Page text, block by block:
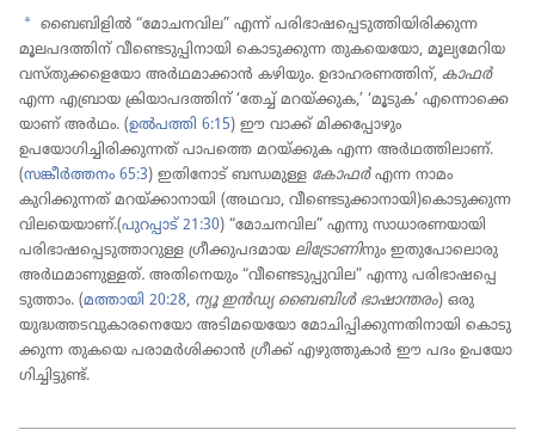
a ബൈബി​ളിൽ “മോചനവില” എന്ന്‌ പരിഭാ​ഷ​പ്പെ​ടു​ത്തി​യി​രി​ക്കുന്ന
മൂലപ​ദ​ത്തിന്‌ വീണ്ടെ​ടു​പ്പി​നാ​യി കൊടു​ക്കു​ന്ന തുക​യെ​യോ, മൂല്യ​മേ​റി​യ
വസ്‌തു​ക്ക​ളെ​യോ അർഥമാ​ക്കാൻ കഴിയും. ഉദാഹ​ര​ണ​ത്തിന്‌, കാഫർ
എന്ന എബ്രായ ക്രിയാ​പ​ദ​ത്തിന്‌ ‘തേച്ച്‌ മറയ്‌ക്കു​ക,’ ‘മൂടുക’ എന്നൊ​ക്കെ​
യാണ്‌ അർഥം. (ഉൽപത്തി 6:15) ഈ വാക്ക്‌ മിക്കപ്പോഴും
ഉപയോഗിച്ചിരിക്കുന്നത്‌ പാപത്തെ മറയ്‌ക്കു​ക എന്ന അർഥത്തിലാണ്‌.
(സങ്കീർത്തനം 65:3) ഇതി​നോട്‌ ബന്ധമുള്ള കോഫർഎന്ന നാമം
കുറിക്കുന്നത്‌ മറയ്‌ക്കാനായി (അഥവാ, വീണ്ടെടുക്കാനായി)കൊടുക്കുന്ന
വില​യെയാണ്‌.(പുറപ്പാട്‌ 21:30) “മോചനവില” എന്നു സാധാ​ര​ണ​യാ​യി
പരിഭാ​ഷ​പ്പെ​ടു​ത്താറുള്ള ഗ്രീക്കു​പ​ദ​മാ​യ ലി​ട്രോ​ണിനും ഇതുപോലൊരു
അർഥമാണുള്ളത്‌. അതിനെയും “വീണ്ടെ​ടു​പ്പു​വി​ല” എന്നു പരിഭാ​ഷ​പ്പെ​
ടുത്താം. (മത്തായി 20:28, ന്യൂ ഇൻഡ്യ ബൈബിൾ ഭാഷാ​ന്ത​രം) ഒരു
യുദ്ധത്ത​ട​വു​കാ​ര​നെ​യോ അടിമ​യെ​യോ മോചി​പ്പി​ക്കു​ന്ന​തി​നാ​യി കൊടു​
ക്കു​ന്ന തുകയെ പരാമർശി​ക്കാൻ ഗ്രീക്ക്‌ എഴുത്തു​കാർ ഈ പദം ഉപയോ​
ഗിച്ചിട്ടുണ്ട്‌.